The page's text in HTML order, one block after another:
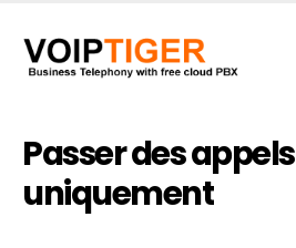
Passer des appels
uniquement